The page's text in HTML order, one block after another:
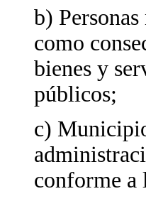
b)
como
bienes y
públicos;
c)
conforme a